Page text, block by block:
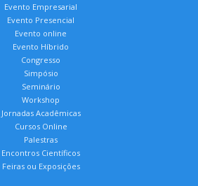
Evento Empresarial
Evento Presencial
Evento online
Evento Híbrido
Congresso
Simpósio
Seminário
Workshop
Jornadas Acadêmicas
Cursos Online
Palestras
Encontros Científicos
Feiras ou Exposições